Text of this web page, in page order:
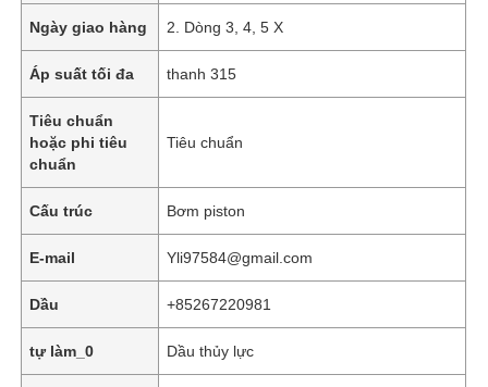
Ngày giao hàng 2. Dòng 3, 4, 5 X
Áp suất tối đa thanh 315
Tiêu chuẩn
hoặc phi tiêu
chuẩn
Tiêu chuẩn
Cấu trúc Bơm piston
E-mail Yli97584@gmail.com
Dầu +85267220981
tự làm_0 Dầu thủy lực